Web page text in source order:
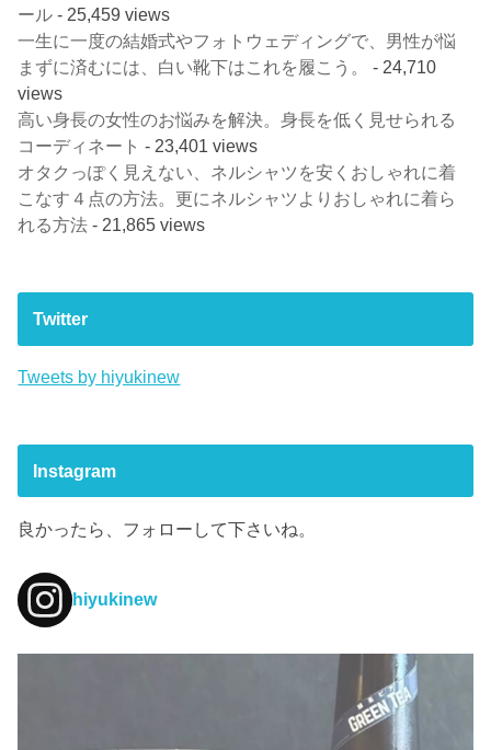
ール - 25,459 views
一生に一度の結婚式やフォトウェディングで、男性が悩
まずに済むには、白い靴下はこれを履こう。
- 24,710
views
高い身長の女性のお悩みを解決。身長を低く見せられる
コーディネート - 23,401 views
オタクっぽく見えない、ネルシャツを安くおしゃれに着
こなす４点の方法。更にネルシャツよりおしゃれに着ら
れる方法 - 21,865 views
Twitter
Tweets by hiyukinew
Instagram
良かったら、フォローして下さいね。
hiyukinew